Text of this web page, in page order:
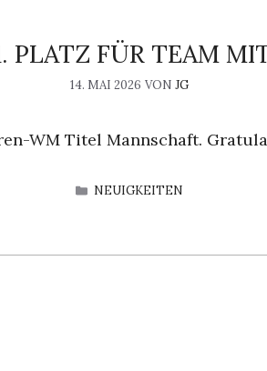
PLATZ FÜR TEAM
14. MAI 2026 VON JG
WM Titel Mannschaft.
KATEGORIEN
NEUIGKEITEN